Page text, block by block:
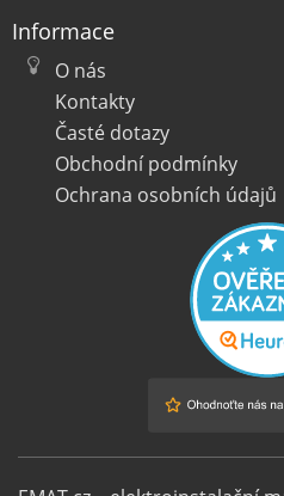
Informace
O nás
Kontakty
Časté dotazy
Obchodní podmínky
Ochrana osobních údajů